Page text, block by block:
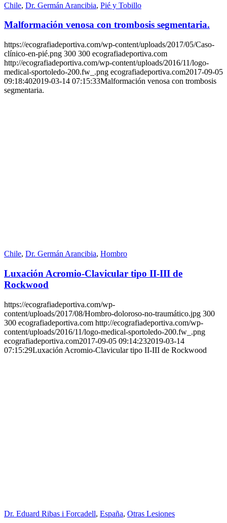
Chile, Dr. Germán Arancibia, Pié y Tobillo
Malformación venosa con trombosis segmentaria.
https://ecografiadeportiva.com/wp-content/uploads/2017/05/Caso-
clínico-en-pié.png 300 300 ecografiadeportiva.com
http://ecografiadeportiva.com/wp-content/uploads/2016/11/logo-
medical-sportoledo-200.fw_.png ecografiadeportiva.com2017-09-05
09:18:402019-03-14 07:15:33Malformación venosa con trombosis
segmentaria.
Chile, Dr. Germán Arancibia, Hombro
Luxación Acromio-Clavicular tipo II-III de
Rockwood
https://ecografiadeportiva.com/wp-
content/uploads/2017/08/Hombro-doloroso-no-traumático.jpg 300
300 ecografiadeportiva.com http://ecografiadeportiva.com/wp-
content/uploads/2016/11/logo-medical-sportoledo-200.fw_.png
ecografiadeportiva.com2017-09-05 09:14:232019-03-14
07:15:29Luxación Acromio-Clavicular tipo II-III de Rockwood
Dr. Eduard Ribas i Forcadell, España, Otras Lesiones